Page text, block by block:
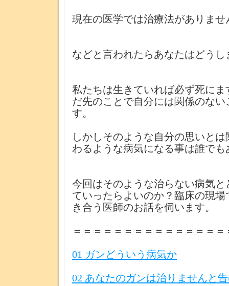
現在の医学では治療法がありませ
などと言われたらあなたはどうし
私たちは生きていれば必ず死に
だ先のことで自分には関係のな
す。
しかしそのような自分の思いと
わるような病気になる事は誰でも
今回はそのような治らない病気
ていったらよいのか？臨床の現
き合う医師のお話を伺います。
＝＝＝＝＝＝＝＝＝＝＝＝＝＝＝
01 ガンどういう病気か
02 あなたのガンは治りませんと